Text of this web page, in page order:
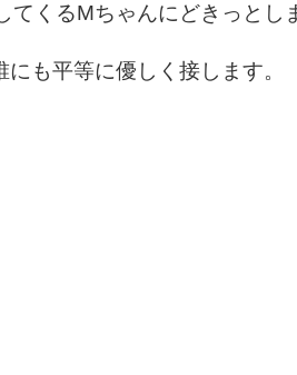
てくるMちゃんにどきっとし
も平等に優しく接します。